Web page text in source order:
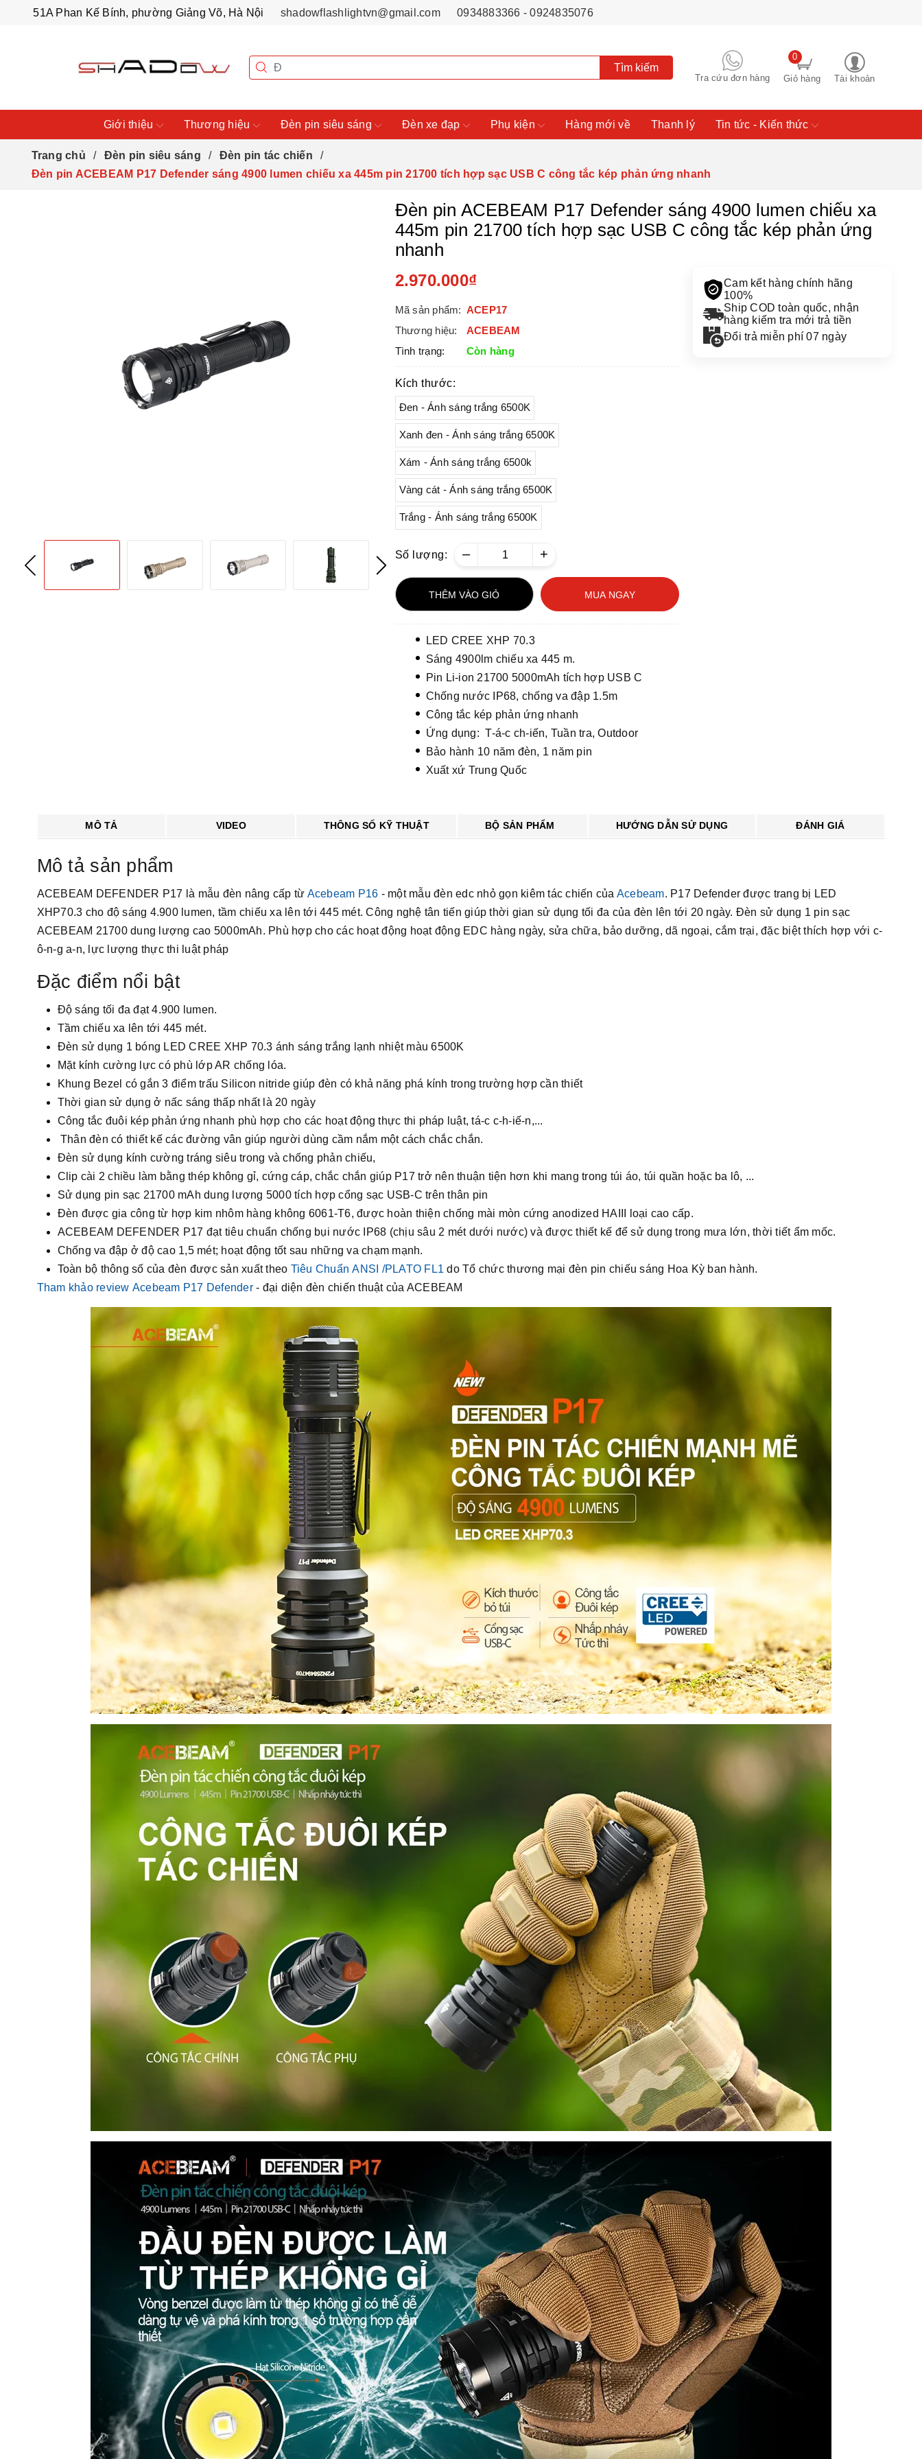
51A Phan Kế Bính, phường Giảng Võ, Hà Nội shadowflashlightvn@gmail.com 0934883366 - 0924835076
Tìm kiếm
Tài khoản
0
Giỏ hàng
Tra cứu đơn hàng
Giới thiệu Thương hiệu Đèn pin siêu sáng Đèn xe đạp Phụ kiện Hàng mới về Thanh lý Tin tức - Kiến thức
Trang chủ Đèn pin siêu sáng
Đèn pin tác chiến
Đèn pin ACEBEAM P17 Defender sáng 4900 lumen chiếu xa 445m pin 21700 tích hợp sạc USB C công tắc kép phản ứng nhanh
Đèn pin ACEBEAM P17 Defender sáng 4900 lumen chiếu xa
445m pin 21700 tích hợp sạc USB C công tắc kép phản ứng
nhanh
2.970.000₫
Mã sản phẩm: ACEP17
Thương hiệu:
ACEBEAM
Tình trạng:
Còn hàng
Kích thước:
Đen - Ánh sáng trắng 6500K
Xanh đen - Ánh sáng trắng 6500K
Xám - Ánh sáng trắng 6500k
Vàng cát - Ánh sáng trắng 6500K
Trắng - Ánh sáng trắng 6500K
Số lượng: – +
THÊM VÀO GIỎ MUA NGAY
LED CREE XHP 70.3
Sáng 4900lm chiếu xa 445 m.
Pin Li-ion 21700 5000mAh tích hợp USB C
Chống nước IP68, chống va đập 1.5m
Công tắc kép phản ứng nhanh
Ứng dụng: T-á-c ch-iến, Tuần tra, Outdoor
Bảo hành 10 năm đèn, 1 năm pin
Xuất xứ Trung Quốc
Cam kết hàng chính hãng
100%
Ship COD toàn quốc, nhận
hàng kiểm tra mới trả tiền
Đổi trả miễn phí 07 ngày
MÔ TẢ VIDEO THÔNG SỐ KỸ THUẬT BỘ SẢN PHẨM HƯỚNG DẪN SỬ DỤNG ĐÁNH GIÁ
Mô tả sản phẩm
ACEBEAM DEFENDER P17 là mẫu đèn nâng cấp từ Acebeam P16 - một mẫu đèn edc nhỏ gọn kiêm tác chiến của Acebeam. P17 Defender được trang bị LED
XHP70.3 cho độ sáng 4.900 lumen, tầm chiếu xa lên tới 445 mét. Công nghệ tân tiến giúp thời gian sử dụng tối đa của đèn lên tới 20 ngày. Đèn sử dụng 1 pin sạc
ACEBEAM 21700 dung lượng cao 5000mAh. Phù hợp cho các hoạt động hoạt động EDC hàng ngày, sửa chữa, bảo dưỡng, dã ngoại, cắm trại, đặc biệt thích hợp với c-
ô-n-g a-n, lực lượng thực thi luật pháp
Đặc điểm nổi bật
Độ sáng tối đa đạt 4.900 lumen.
Tầm chiếu xa lên tới 445 mét.
Đèn sử dụng 1 bóng LED CREE XHP 70.3 ánh sáng trắng lạnh nhiệt màu 6500K
Mặt kính cường lực có phù lớp AR chống lóa.
Khung Bezel có gắn 3 điểm trấu Silicon nitride giúp đèn có khả năng phá kính trong trường hợp cần thiết
Thời gian sử dụng ở nấc sáng thấp nhất là 20 ngày
Công tắc đuôi kép phản ứng nhanh phù hợp cho các hoạt động thực thi pháp luật, tá-c c-h-iế-n,...
Thân đèn có thiết kế các đường vân giúp người dùng cầm nắm một cách chắc chắn.
Đèn sử dụng kính cường tráng siêu trong và chống phản chiếu,
Clip cài 2 chiều làm bằng thép không gỉ, cứng cáp, chắc chắn giúp P17 trở nên thuận tiện hơn khi mang trong túi áo, túi quần hoặc ba lô, ...
Sử dụng pin sạc 21700 mAh dung lượng 5000 tích hợp cổng sạc USB-C trên thân pin
Đèn được gia công từ hợp kim nhôm hàng không 6061-T6, được hoàn thiện chống mài mòn cứng anodized HAIII loại cao cấp.
ACEBEAM DEFENDER P17 đạt tiêu chuẩn chống bụi nước IP68 (chịu sâu 2 mét dưới nước) và được thiết kế để sử dụng trong mưa lớn, thời tiết ẩm mốc.
Chống va đập ở độ cao 1,5 mét; hoạt động tốt sau những va chạm mạnh.
Toàn bộ thông số của đèn được sản xuất theo Tiêu Chuẩn ANSI /PLATO FL1do Tổ chức thương mại đèn pin chiếu sáng Hoa Kỳ ban hành.
Tham khảo review Acebeam P17 Defender- đại diện đèn chiến thuật của ACEBEAM